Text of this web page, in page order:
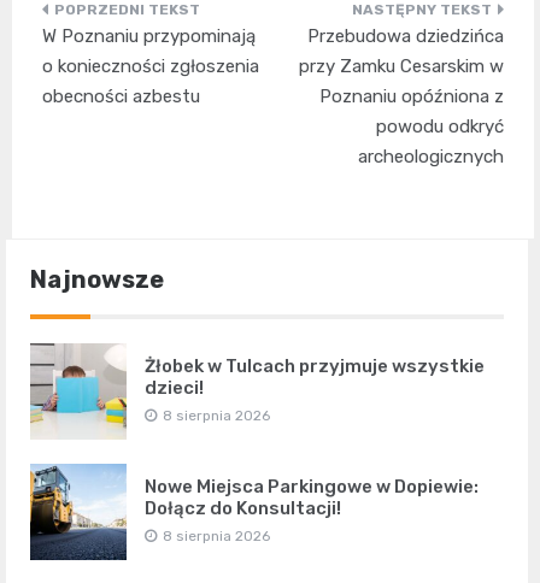
Nawigacja
wpisu
W Poznaniu przypominają
o konieczności zgłoszenia
obecności azbestu
Przebudowa dziedzińca
przy Zamku Cesarskim w
Poznaniu opóźniona z
powodu odkryć
archeologicznych
Najnowsze
Żłobek w Tulcach przyjmuje wszystkie
dzieci!
8 sierpnia 2026
Nowe Miejsca Parkingowe w Dopiewie:
Dołącz do Konsultacji!
8 sierpnia 2026